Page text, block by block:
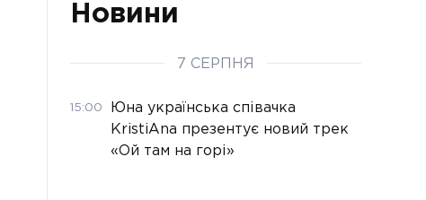
Новини
7 СЕРПНЯ
15:00
Юна українська співачка
KristiAna презентує новий трек
«Ой там на горі»